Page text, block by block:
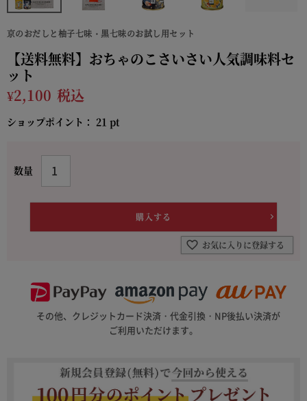
京のおだしと柚子七味・黒七味のお試し用セット
【送料無料】おちゃのこさいさい人気調味料セ
ット
¥2,100 税込
ショップポイント： 21 pt
お気に入りに登録する
その他、クレジットカード決済・代金引換・NP後払い決済が
ご利用いただけます。